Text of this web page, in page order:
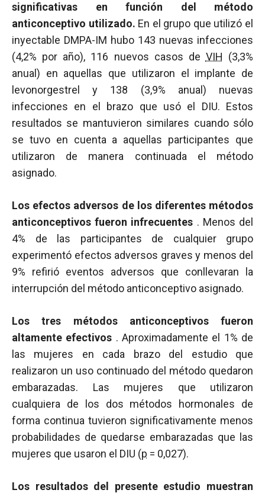
significativas en función del método
anticonceptivo utilizado. En el grupo que utilizó el
inyectable DMPA-IM hubo 143 nuevas infecciones
(4,2% por año), 116 nuevos casos de VIH (3,3%
anual) en aquellas que utilizaron el implante de
levonorgestrel y 138 (3,9% anual) nuevas
infecciones en el brazo que usó el DIU. Estos
resultados se mantuvieron similares cuando sólo
se tuvo en cuenta a aquellas participantes que
utilizaron de manera continuada el método
asignado.
Los efectos adversos de los diferentes métodos
anticonceptivos fueron infrecuentes . Menos del
4% de las participantes de cualquier grupo
experimentó efectos adversos graves y menos del
9% refirió eventos adversos que conllevaran la
interrupción del método anticonceptivo asignado.
Los tres métodos anticonceptivos fueron
altamente efectivos . Aproximadamente el 1% de
las mujeres en cada brazo del estudio que
realizaron un uso continuado del método quedaron
embarazadas. Las mujeres que utilizaron
cualquiera de los dos métodos hormonales de
forma continua tuvieron significativamente menos
probabilidades de quedarse embarazadas que las
mujeres que usaron el DIU (p = 0,027).
Los resultados del presente estudio muestran